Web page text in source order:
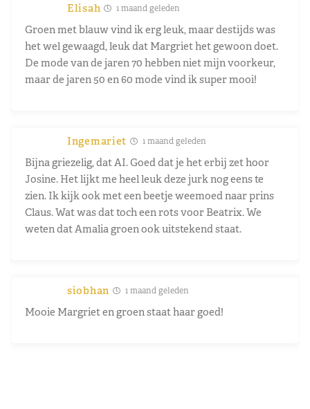
Elisah 1 maand geleden
Groen met blauw vind ik erg leuk, maar destijds was
het wel gewaagd, leuk dat Margriet het gewoon doet.
De mode van de jaren 70 hebben niet mijn voorkeur,
maar de jaren 50 en 60 mode vind ik super mooi!
Ingemariet 1 maand geleden
Bijna griezelig, dat AI. Goed dat je het erbij zet hoor
Josine. Het lijkt me heel leuk deze jurk nog eens te
zien. Ik kijk ook met een beetje weemoed naar prins
Claus. Wat was dat toch een rots voor Beatrix. We
weten dat Amalia groen ook uitstekend staat.
siobhan 1 maand geleden
Mooie Margriet en groen staat haar goed!